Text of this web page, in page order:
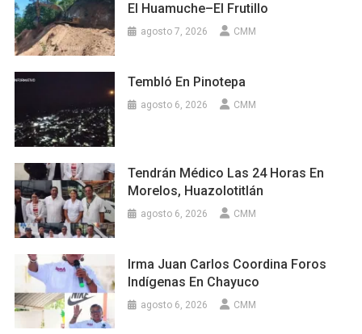
El Huamuche–El Frutillo
agosto 7, 2026 CMM
Tembló En Pinotepa
agosto 6, 2026 CMM
Tendrán Médico Las 24 Horas En
Morelos, Huazolotitlán
agosto 6, 2026 CMM
Irma Juan Carlos Coordina Foros
Indígenas En Chayuco
agosto 6, 2026 CMM